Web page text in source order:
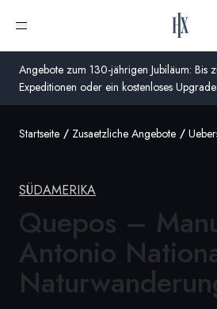
Angebote zum 130-jährigen Jubiläum: Bis
Expeditionen oder ein kostenloses
Menü öffnen
Vereinigtes Königreich
und Nordirland)
USA
Global
Startseite Zusaetzliche Angebote
SÜDAMERIKA
Quepos –
Antonio